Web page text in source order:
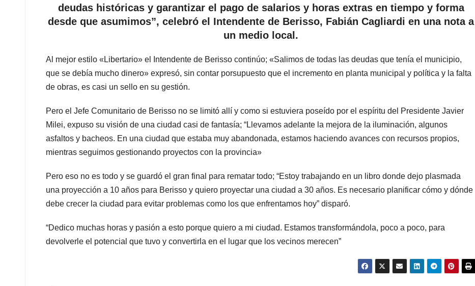
deudas históricas y garantizar el pago de salarios y horas extras en tiempo y forma
desde que asumimos”, celebró el Intendente de Berisso, Fabián Cagliardi en una nota a
un medio local.
Al mejor estilo «Libertario» el Intendente de Berisso continúo; «Salimos de todas las deudas que tenía el municipio,
que se debía mucho dinero» expresó, sin contar porsupuesto que el incremento en planta municipal y política y la falta
de obras, es casi un sello en su gestión.
Pero el Jefe Comunitario de Berisso no se limitó allí y como si estuviera poseído por el espíritu del Presidente Javier
Milei, expuso su visión de una ciudad casi de fantasía; “Llevamos adelante la mejora de la iluminación, algunos
asfaltos y bacheos. En una ciudad que estaba muy abandonada, estamos haciendo avances con recursos propios,
mientras seguimos gestionando proyectos con la provincia»
Pero eso no es todo y se guardó el gran final para rematar todo; “Estoy trabajando en un libro donde dejo plasmada
una proyección a 10 años para Berisso y quiero proyectar una ciudad a 30 años. Es necesario planificar cómo y dónde
debe crecer la ciudad para evitar problemas como los que enfrentamos hoy” disparó.
“Dedico muchas horas y pasión a esto porque quiero a mi ciudad. Estamos transformándola, poco a poco, para
devolverle el potencial que tuvo y convertirla en el lugar que los vecinos merecen”